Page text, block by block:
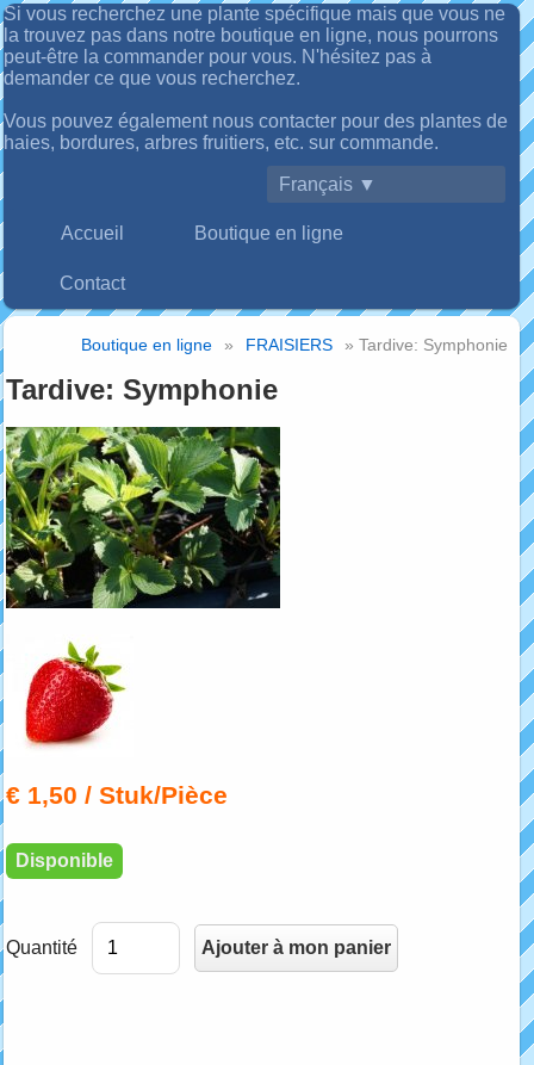
Si vous recherchez une plante spécifique mais que vous ne
la trouvez pas dans notre boutique en ligne, nous pourrons
peut-être la commander pour vous. N'hésitez pas à
demander ce que vous recherchez.
Vous pouvez également nous contacter pour des plantes de
haies, bordures, arbres fruitiers, etc. sur commande.
Français ▼
Accueil Boutique en ligne
Contact
Boutique en ligne » FRAISIERS » Tardive: Symphonie
Tardive: Symphonie
€ 1,50 / Stuk/Pièce
Disponible
Quantité